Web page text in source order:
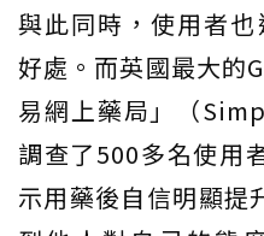
與此同時，使用者
好處。而英國最大的
易網上藥局」（
調查了500多名使用
示用藥後自信明顯提